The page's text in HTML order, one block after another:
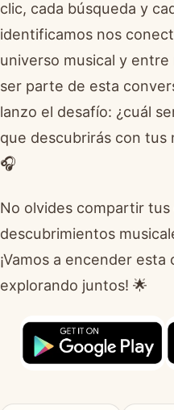
clic, cada búsqueda y
identificamos nos
universo musical y entre
ser parte de esta
lanzo el desafío: ¿cuál
que descubrirás con tus
🎧
No olvides compartir
descubrimientos
¡Vamos a encender
explorando juntos! 🌟